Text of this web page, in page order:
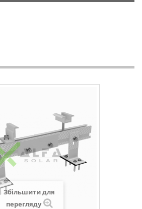
Збільшити для
перегляду